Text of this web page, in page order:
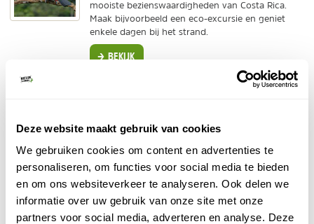
Deze website maakt gebruik van cookies
We gebruiken cookies om content en advertenties te
personaliseren, om functies voor social media te bieden
en om ons websiteverkeer te analyseren. Ook delen we
informatie over uw gebruik van onze site met onze
partners voor social media, adverteren en analyse. Deze
mooiste bezienswaardigheden van Costa Rica.
Maak bijvoorbeeld een eco-excursie en geniet
enkele dagen bij het strand.
BEKIJK
Zie alle highlights met de reizen en bouwstenen
Tortuguero, Arenal en Manuel Antonio. Bekijk alle
opties!
BEKIJK